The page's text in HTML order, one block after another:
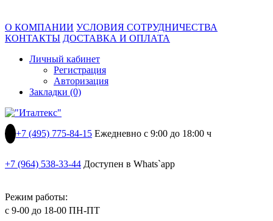
О КОМПАНИИ УСЛОВИЯ СОТРУДНИЧЕСТВА
КОНТАКТЫ ДОСТАВКА И ОПЛАТА
Личный кабинет
Регистрация
Авторизация
Закладки (0)
+7 (495) 775-84-15 Ежедневно с 9:00 до 18:00 ч
+7 (964) 538-33-44 Доступен в Whats`app
Режим работы:
с 9-00 до 18-00 ПН-ПТ